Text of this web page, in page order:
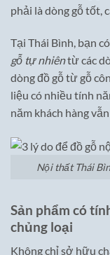
phải là dòng gỗ tốt,
Tại Thái Bình, bạn
gỗ tự nhiêntừ các
dòng đồ gỗ từ gỗ
liệu có nhiều tính
năm khách hàng
Nội thất Thái
Sản phẩm có
chủng loại
Không chỉ sở hữu